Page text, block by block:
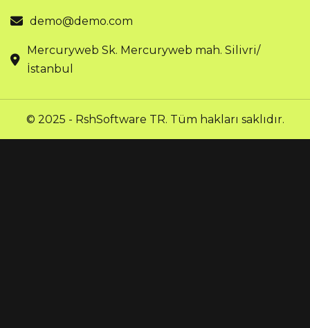
demo@demo.com
Mercuryweb Sk. Mercuryweb mah. Silivri/
İstanbul
© 2025 - RshSoftware TR. Tüm hakları saklıdır.